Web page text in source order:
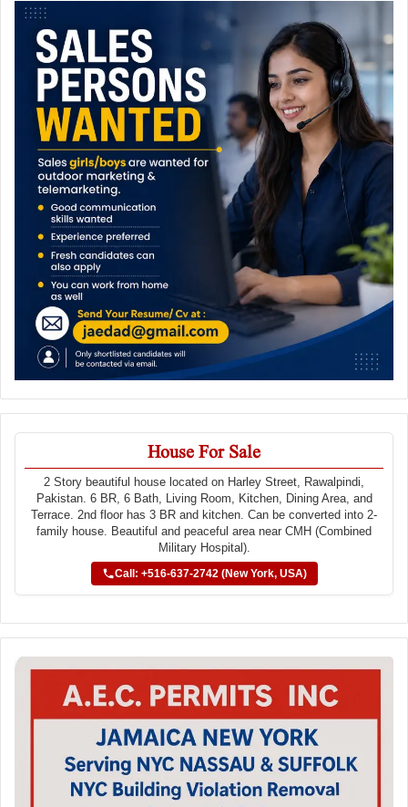
House For Sale
2 Story beautiful house located on Harley Street, Rawalpindi,
Pakistan. 6 BR, 6 Bath, Living Room, Kitchen, Dining Area, and
Terrace. 2nd floor has 3 BR and kitchen. Can be converted into 2-
family house. Beautiful and peaceful area near CMH (Combined
Military Hospital).
Call: +516-637-2742 (New York, USA)